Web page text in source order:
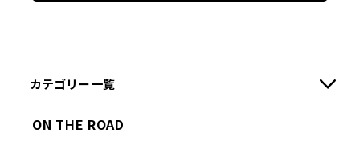
カテゴリー一覧
ON THE ROAD